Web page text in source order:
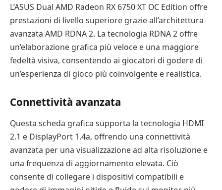
L’ASUS Dual AMD Radeon RX 6750 XT OC Edition offre
prestazioni di livello superiore grazie all’architettura
avanzata AMD RDNA 2. La tecnologia RDNA 2 offre
un’elaborazione grafica più veloce e una maggiore
fedeltà visiva, consentendo ai giocatori di godere di
un’esperienza di gioco più coinvolgente e realistica.
Connettività avanzata
Questa scheda grafica supporta la tecnologia HDMI
2.1 e DisplayPort 1.4a, offrendo una connettività
avanzata per una visualizzazione ad alta risoluzione e
una frequenza di aggiornamento elevata. Ciò
consente di collegare i dispositivi compatibili e